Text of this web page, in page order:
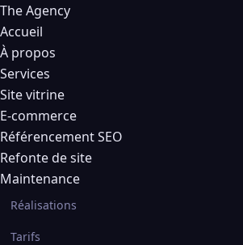
The Agency
Accueil
À propos
Services
Site vitrine
E-commerce
Référencement SEO
Refonte de site
Maintenance
Réalisations
Tarifs